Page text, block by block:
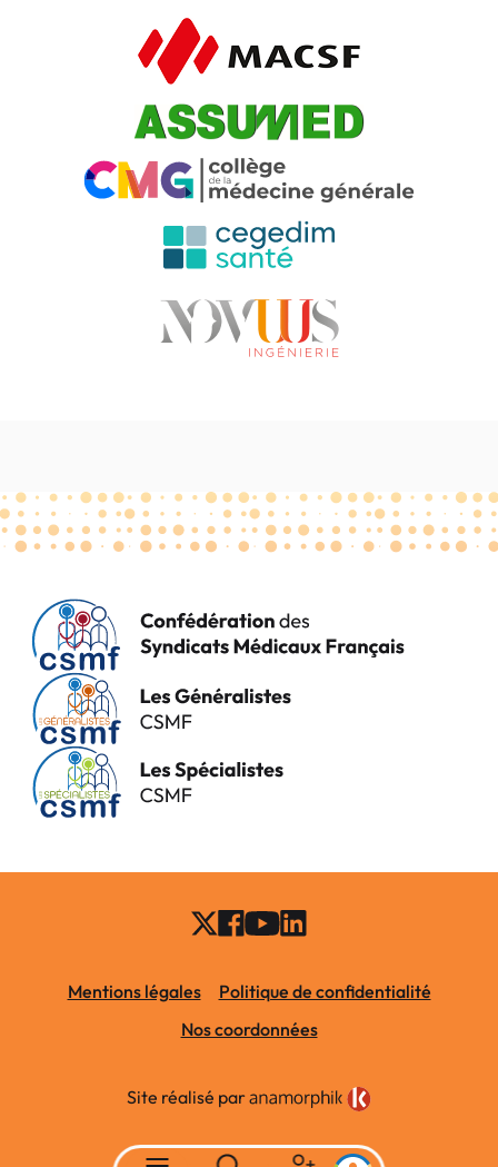
Mentions légales
Politique de confidentialité
Nos coordonnées
Site réalisé par